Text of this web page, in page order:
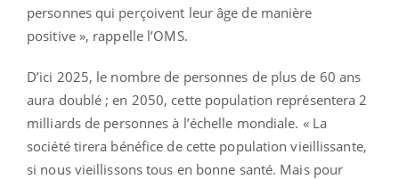
personnes qui perçoivent leur âge de manière
positive », rappelle l’OMS.
D’ici 2025, le nombre de personnes de plus de 60 ans
aura doublé ; en 2050, cette population représentera 2
milliards de personnes à l’échelle mondiale. « La
société tirera bénéfice de cette population vieillissante,
si nous vieillissons tous en bonne santé. Mais pour